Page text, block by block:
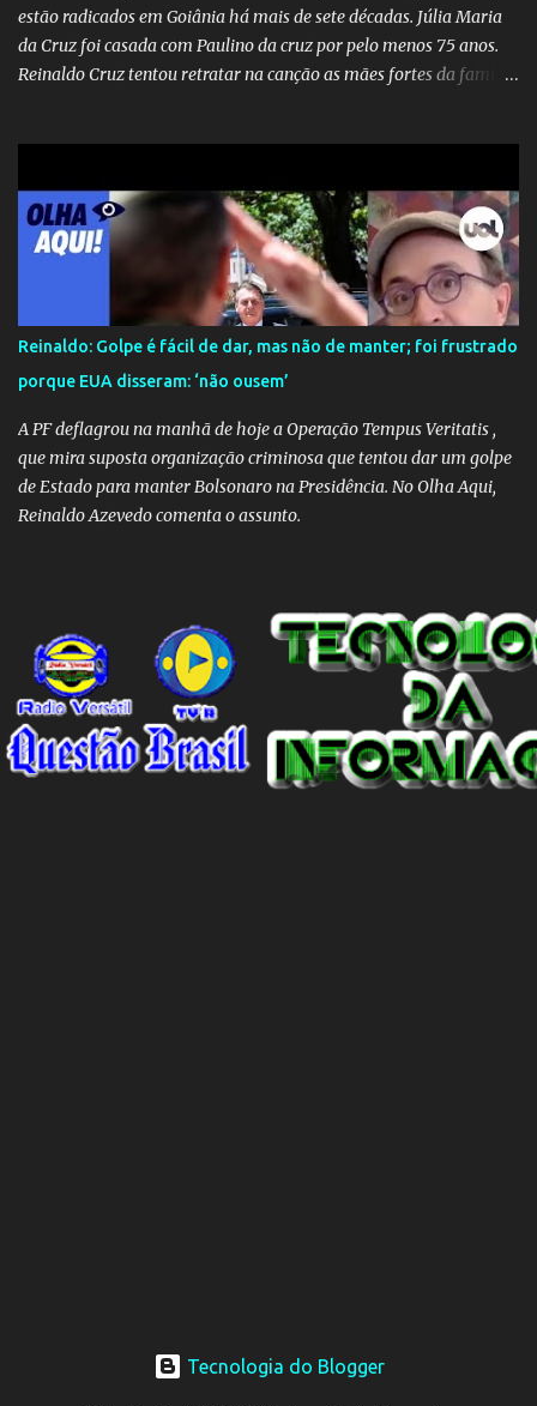
de fake news não é uma surpresa, pois faz parte de um padrão...
estão radicados em Goiânia há mais de sete décadas. Júlia Maria
da Cruz foi casada com Paulino da cruz por pelo menos 75 anos.
Reinaldo Cruz tentou retratar na canção as mães fortes da família
Reinaldo: Golpe é fácil de dar, mas não de manter; foi frustrado
porque EUA disseram: ‘não ousem’
A PF deflagrou na manhã de hoje a Operação Tempus Veritatis ,
que mira suposta organização criminosa que tentou dar um golpe
de Estado para manter Bolsonaro na Presidência. No Olha Aqui,
Reinaldo Azevedo comenta o assunto.
Tecnologia do Blogger